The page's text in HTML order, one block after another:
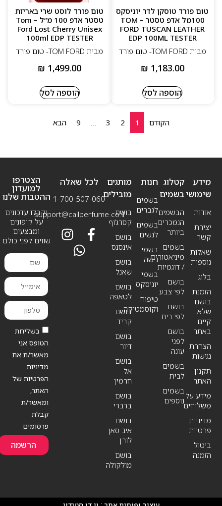
טום פורד טוסקן לדר יוניסקס
100מל אדפ טסטר – TOM
FORD TUSCAN LEATHER
EDP 100ML TESTER
מבית TOM FORD- טום פורד
₪ 1,183.00
הוספה לסל
טום פורד לוסט שרי באריזת
טסטר אדפ 100 מ”ל – Tom
Ford Lost Cherry Unisex
100ml EDP TESTER
מבית TOM FORD- טום פורד
₪ 1,499.00
הוספה לסל
הקודם 1
2
3
…
9 הבא
מידע
שימושי
אודות
יצירת
קשר
שאלות
נוספות
בלוג
הזמנת
בושם
שלא
קיים
באתר
הצהרת
נגישות
תקנון
האתר
מידע על
משלוחים
מדיניות
פרטיות
ביטול
הזמנה
חנות
בשמים
לגברים
בשמים
לנשים
בשמי
נישה
בשמי
יוניסקס
טיפוח
וקוסמטיקה
קטלוג
בשמים
הבשמים
הנמכרים
ביותר
בשמים
מיניאטורים
/ דוגמיות
בושם
לפי צבע
בושם
לפי ריח
בושם
לפני
עונה
בשמים
לבית
בשמים
נוספים
מותגים
מובילים
בושם
קסרג’וף
בושם
אינסנס
בושם
שאנל
בושם
לטאפה
בושם
קריד
בושם
דיור
בושם
אל
חרמין
בושם
ברברי
בושם
איב סאן
לורן
בושם
מולקולה
לכל שאלה
1-700-507-060
support@callperfume.co.il
הצטרפו
למועדון
ההטבות שלנו
וקבלו עדכונים
על קופונים
ומבצעים
שווים לפני כולם
בשליחת
הטופס אני
מאשר/ת את
מדיניות
הפרטיות של
האתר,
ומאשר/ת
קבלת
פרסומים
הרשמה